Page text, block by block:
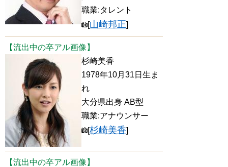
職業:タレント
[山崎邦正]
【流出中の卒アル画像】
杉崎美香
1978年10月31日生ま
れ
大分県出身 AB型
職業:アナウンサー
[杉崎美香]
【流出中の卒アル画像】